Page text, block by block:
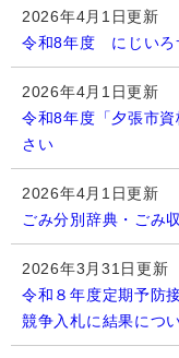
2026年4月1日更新
令和8年度 にじいろ
2026年4月1日更新
令和8年度「夕張市
さい
2026年4月1日更新
ごみ分別辞典・ごみ
2026年3月31日更新
令和８年度定期予防
競争入札に結果につ